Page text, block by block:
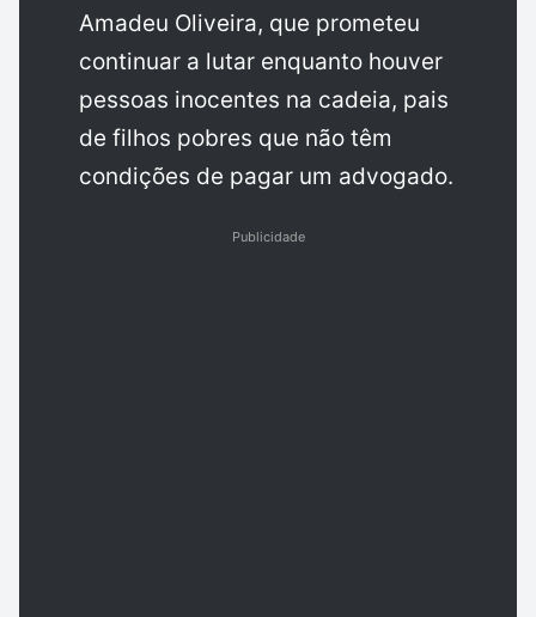
Amadeu Oliveira, que prometeu
continuar a lutar enquanto houver
pessoas inocentes na cadeia, pais
de filhos pobres que não têm
condições de pagar um advogado.
Publicidade